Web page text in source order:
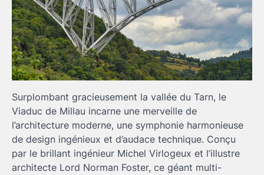
Surplombant gracieusement la vallée du Tarn, le
Viaduc de Millau incarne une merveille de
l’architecture moderne, une symphonie harmonieuse
de design ingénieux et d’audace technique. Conçu
par le brillant ingénieur Michel Virlogeux et l’illustre
architecte Lord Norman Foster, ce géant multi-